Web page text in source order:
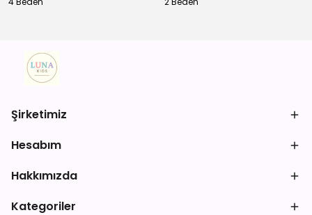
Şirketimiz
Hesabım
Hakkımızda
Kategoriler